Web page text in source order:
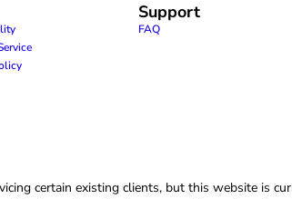
Support
FAQ
certain existing clients, but this website is